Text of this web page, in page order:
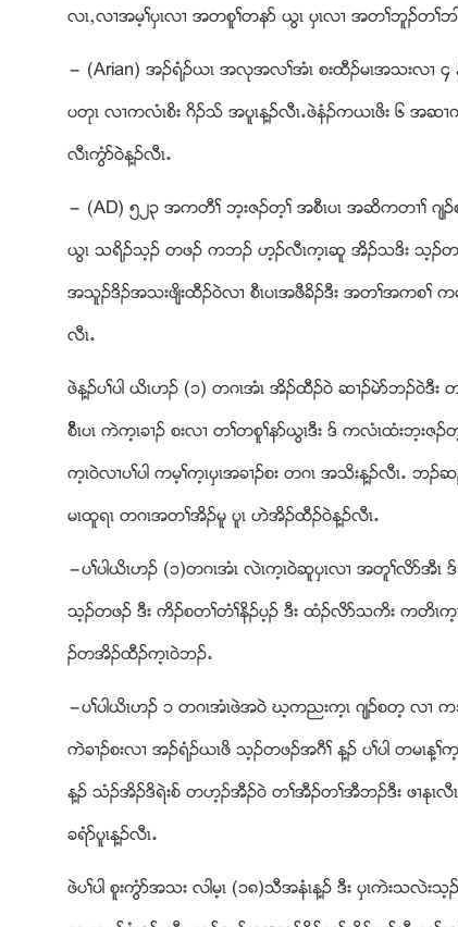
လၚယလ႕အမ့ႈပွၚလ႕ အတစူႈတနဏ ဎြၚ ပွၚလ႕ အတႈဘူဥတႈဘ
” (Arian) အဥရံဥဎၚ အလုအလႈအံၚ စးထီဥမၚအသးလ႕ ၄
ပတုၚ လ႕ကလံၚစိး ဂိဥသ္ အပူၚန႔ဥလီၚ’ဖဲနံဥကဎၚဖိး ၆ အဆ
လီၚကြံဏ၀ဲန႔ဥလီၚ’
” (AD) ၅၂၃ အကတီႈ ဘ့းဇဥတ့ႈ အစီၚပၚ အဆိကတ႕ႈ ဂ်
ဎြၚ သရိဥသ့ဥ တဖဥ ကဘဥ ဟ့ဥလီၚက့ၚဆူ အိဥသဒိး သ့ဥတဖ
အသူဥဒိဥအသးဖ်ိးထီဥ၀ဲလ႕ စီၚပၚအဖီခိဥဒီး အတႈအကစႈ က
လီၚ’
ဖဲန႔ဥပႈပါ ဎိၚဟဥ (၁) တဂၚအံၚ အိဥထီဥ၀ဲ ဆ႕ဥမဲဏဘဥ၀ဲဒီး
စိီၚပၚ ကဲက့ၚခ႕ဥ စးလ႕ တႈတစူႈနဏဎြၚဒီး ဒ္ ကလံၚထံးဘ့
က့ၚ၀ဲလ႕ပႈပါ ကမ့ႈက့ၚပွၚအခ႕ဥစး တဂၚ အသိးန႔ဥလီၚ
မၚထူရၚ တဂၚအတႈအိဥမူ ပူၚ ဟဲအိဥထီဥ၀ဲန႔ဥလီၚ’
”ပႈပါဎိၚဟဥ (၁)တဂၚအံၚ လဲၚက့ၚ၀ဲဆူပွၚလ႕ အတူႈလိဏအီ
သ့ဥတဖဥ ဒီး ကိဥစတႈတံႈနိဥပ့ဥ ဒီး ထံဥလိဏသကိး ကတိၚက့ၚ
ဥတအိဥထီဥက့ၚ၀ဲဘဥ’
”ပႈပါဎိၚဟဥ ၁ တဂၚအံၚဖဲအ၀ဲ ဃ့ကညးက့ၚ ဂ်ဥစတ့ လ႕
ကဲခ႕ဥစးလ႕ အဥရံဥဎၚဖိ သ့ဥတဖဥအဂီႈ န႔ဥ ပႈပါ တမၚ
န႔ဥ သံဥအိဥဒိရဲးစ္ တဟ့ဥအီဥ၀ဲ တႈအီဥတႈအီဘဥဒီး ဖ႕ႏုၚလီၚ
ခရံဏပူၚန႔ဥလီၚ’
ဖဲပႈပါ စူးကြံဏအသး လါမ့ၚ (၁၈)သီအနံၚန႔ဥ ဒီး ပွၚကဲးသ